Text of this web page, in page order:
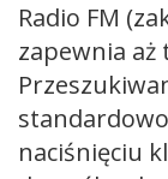
Radio FM
zapewnia aż
naciśnięciu